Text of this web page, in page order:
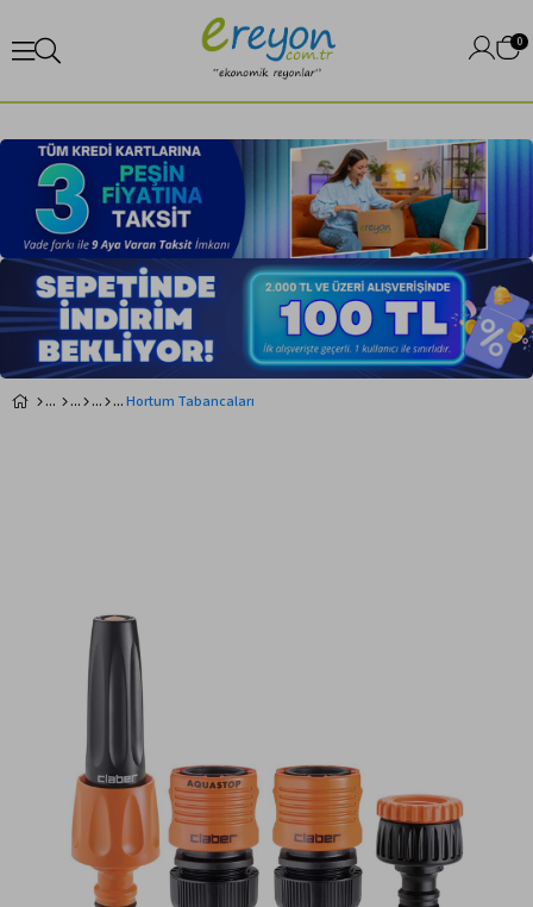
0
Hortum Tabancaları